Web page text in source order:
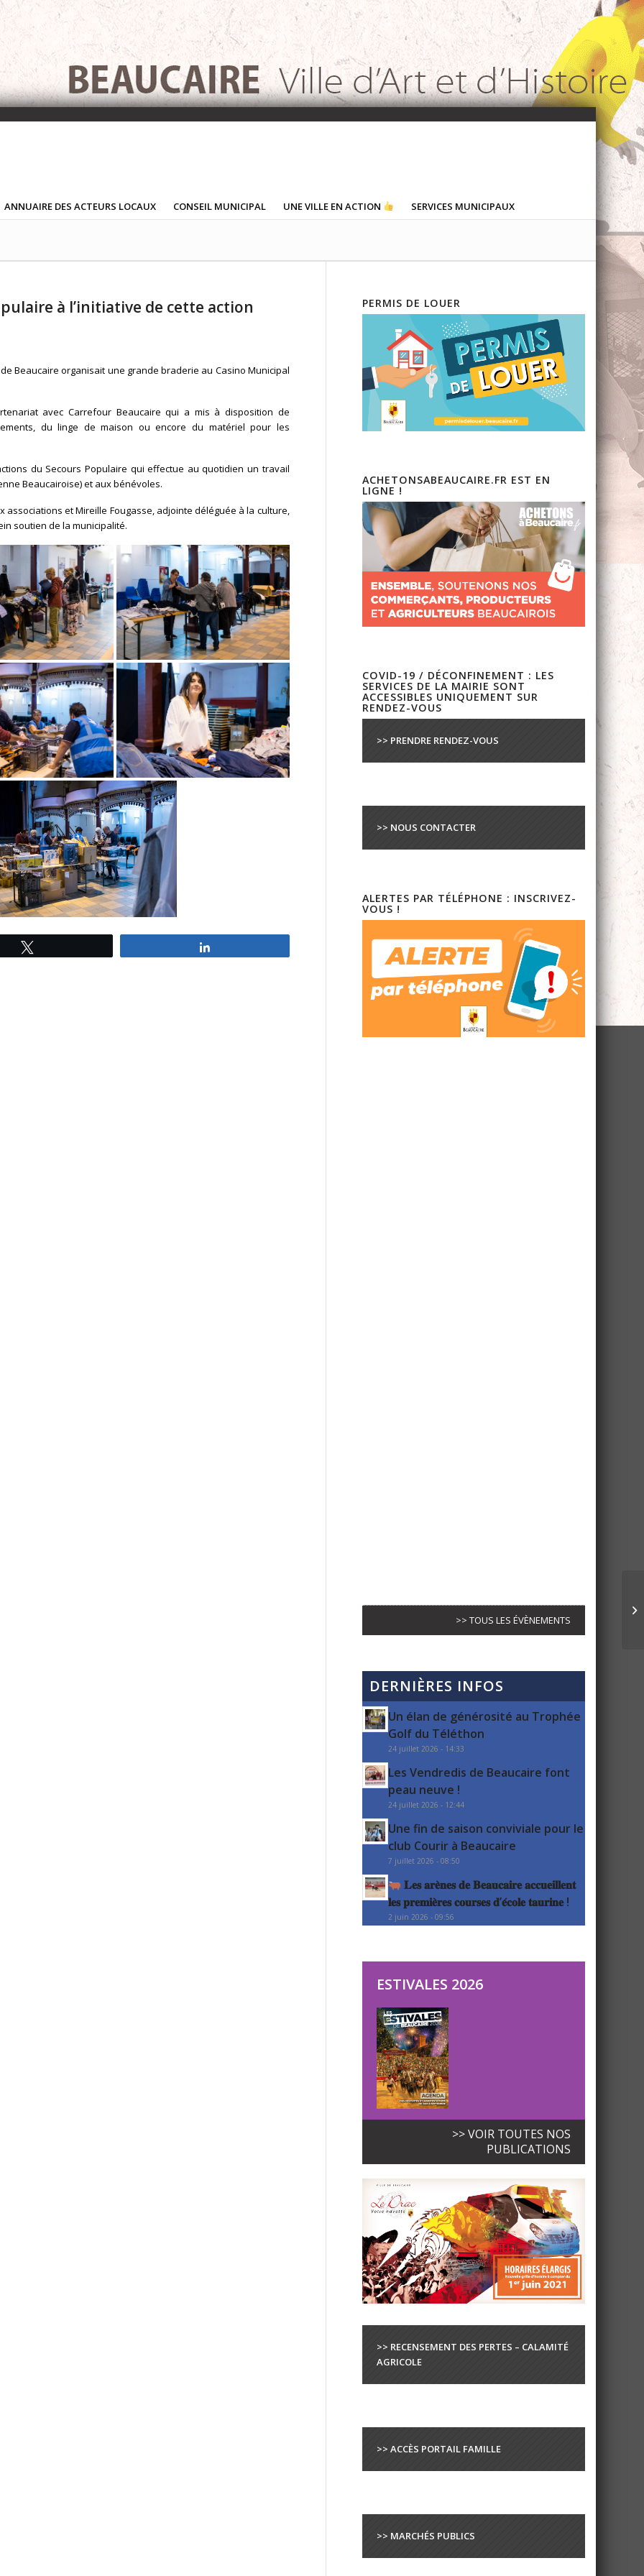
ANNUAIRE DES ACTEURS LOCAUX CONSEIL MUNICIPAL UNE VILLE EN ACTION SERVICES MUNICIPAUX
à l’initiative de cette action
Beaucaire organisait une grande braderie au Casino Municipal
avec Carrefour Beaucaire qui a mis à disposition de
du linge de maison ou encore du matériel pour les
du Secours Populaire qui effectue au quotidien un travail
Beaucairoise) et aux bénévoles.
et Mireille Fougasse, adjointe déléguée à la culture,
soutien de la municipalité.
PERMIS DE LOUER
ACHETONSABEAUCAIRE.FR EST EN
LIGNE !
COVID-19 / DÉCONFINEMENT : LES
SERVICES DE LA MAIRIE SONT
ACCESSIBLES UNIQUEMENT SUR
RENDEZ-VOUS
>> PRENDRE RENDEZ-VOUS
>> NOUS CONTACTER
ALERTES PAR TÉLÉPHONE : INSCRIVEZ-
VOUS !
>> TOUS LES ÉVÈNEMENTS
DERNIÈRES INFOS
Un élan de générosité au Trophée
Golf du Téléthon
24 juillet 2026 - 14:33
Les Vendredis de Beaucaire font
peau neuve !
24 juillet 2026 - 12:44
Une fin de saison conviviale pour le
club Courir à Beaucaire
7 juillet 2026 - 08:50
𝐋𝐞𝐬 𝐚𝐫𝐞̀𝐧𝐞𝐬 𝐝𝐞 𝐁𝐞𝐚𝐮𝐜𝐚𝐢𝐫𝐞 𝐚𝐜𝐜𝐮𝐞𝐢𝐥𝐥𝐞𝐧𝐭
𝐥𝐞𝐬 𝐩𝐫𝐞𝐦𝐢𝐞̀𝐫𝐞𝐬 𝐜𝐨𝐮𝐫𝐬𝐞𝐬 𝐝’𝐞́𝐜𝐨𝐥𝐞 𝐭𝐚𝐮𝐫𝐢𝐧𝐞 !
2 juin 2026 - 09:56
ESTIVALES 2026
>> VOIR TOUTES NOS
PUBLICATIONS
>> RECENSEMENT DES PERTES – CALAMITÉ
AGRICOLE
>> ACCÈS PORTAIL FAMILLE
>> MARCHÉS PUBLICS